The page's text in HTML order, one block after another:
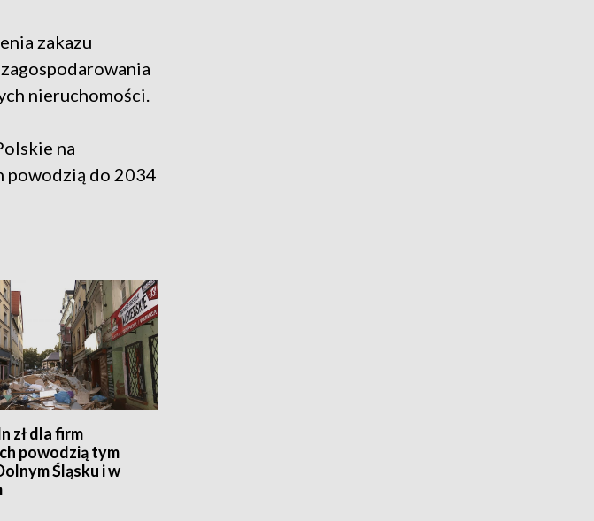
zakazu
nieruchomości.
na
powodzią do 2034
zł dla firm
powodzią tym
Śląsku i w